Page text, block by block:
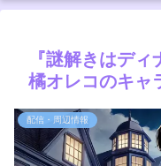
『謎解きはデ
橘オレコのキャ
配信・周辺情報